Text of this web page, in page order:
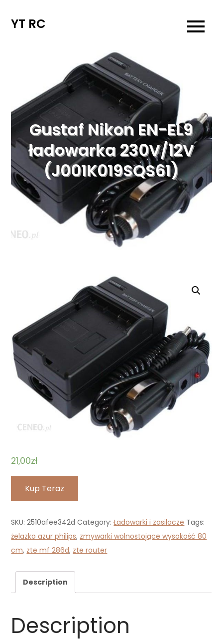
YT RC
Gustaf Nikon EN-EL9
ładowarka 230V/12V
(J001K019SQS61)
21,00zł
Kup Teraz
SKU:2510afee342d Category:Ładowarki i zasilacze Tags:
żelazko azur philips, zmywarki wolnostojące wysokość 80
cm, zte mf 286d, zte router
Description
Description